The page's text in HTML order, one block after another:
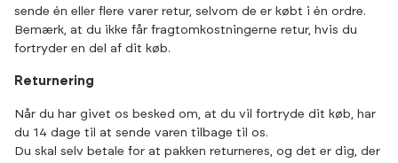
sende én eller flere varer retur, selvom de er købt i én ordre.
Bemærk, at du ikke får fragtomkostningerne retur, hvis du
fortryder en del af dit køb.
Returnering
Når du har givet os besked om, at du vil fortryde dit køb, har
du 14 dage til at sende varen tilbage til os.
Du skal selv betale for at pakken returneres, og det er dig, der